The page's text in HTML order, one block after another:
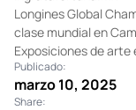
Longines Global
clase mundial en
Exposiciones de arte
Publicado:
marzo 10, 2025
Share: